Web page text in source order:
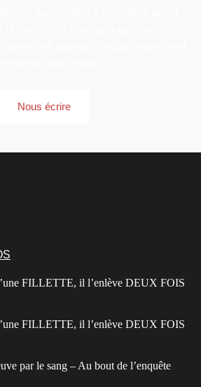
Nous écrire
FILLETTE, il l’enlève DEUX FOIS
FILLETTE, il l’enlève DEUX FOIS
par le sang – Au bout de l’enquête